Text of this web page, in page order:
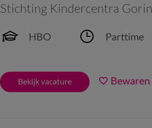
Stichting Kindercentra
HBO Parttime
Bekijk vacature Bewaren